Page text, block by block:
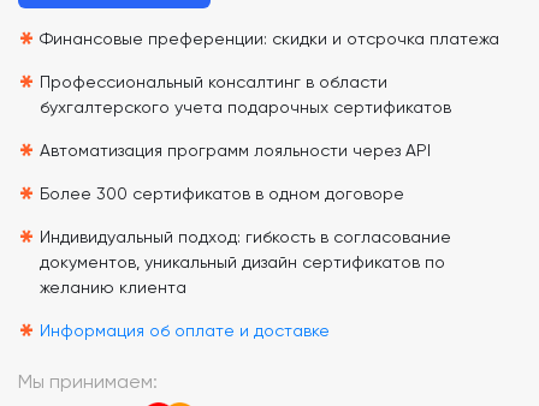
* Финансовые преференции: скидки и отсрочка платежа
* Профессиональный консалтинг в области
бухгалтерского учета подарочных сертификатов
* Автоматизация программ лояльности через API
* Более 300 сертификатов в одном договоре
* Индивидуальный подход: гибкость в согласование
документов, уникальный дизайн сертификатов по
желанию клиента
* Информация об оплате и доставке
Мы принимаем: